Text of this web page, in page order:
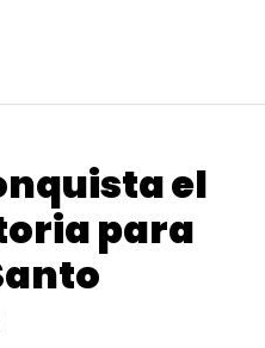
el
para